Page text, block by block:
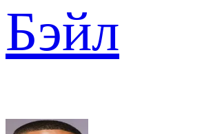
Бэйл